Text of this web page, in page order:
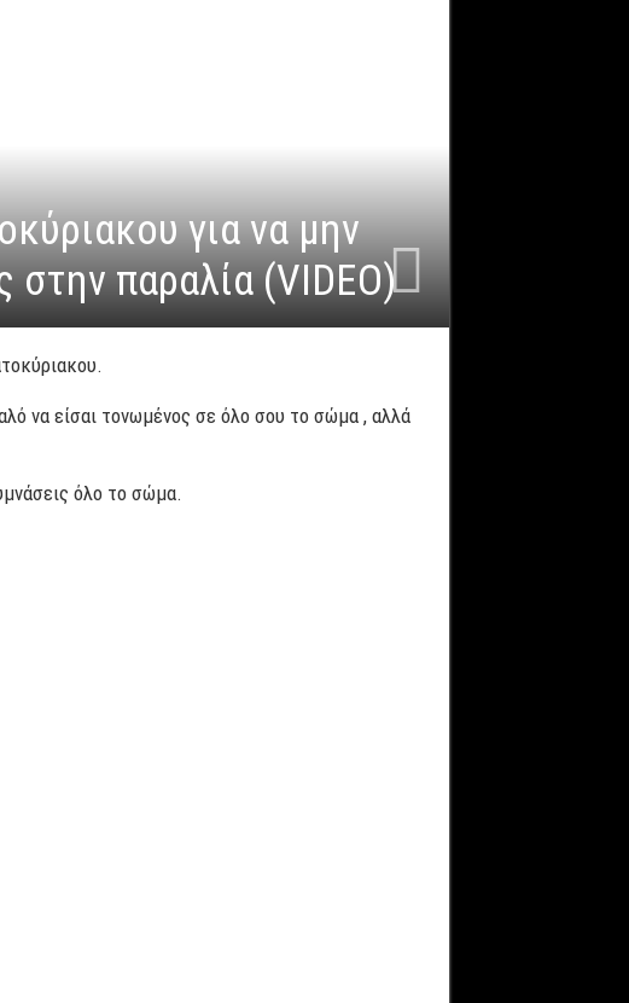
για να μην
στην παραλία (VIDEO)
να είσαι τονωμένος σε όλο σου το σώμα , αλλά
όλο το σώμα.